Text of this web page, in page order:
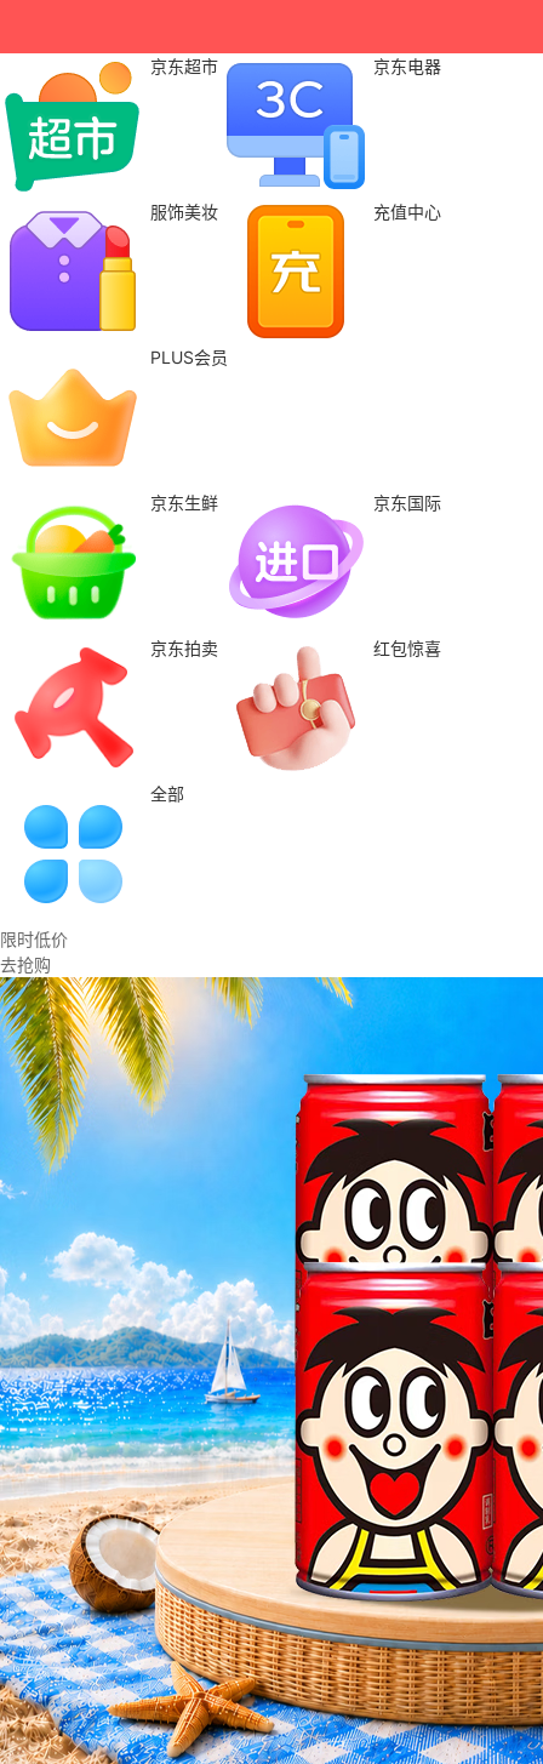
京东超市 京东电器
服饰美妆 充值中心
PLUS会员
京东生鲜 京东国际
京东拍卖 红包惊喜
全部
限时低价
去抢购